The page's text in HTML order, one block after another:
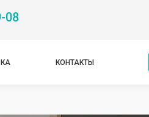
08
КОНТАКТЫ